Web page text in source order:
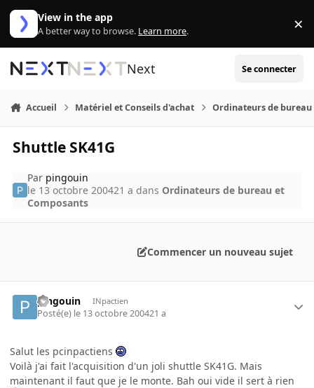
Aller au contenu
View in the app
A better way to browse. Learn more. ×
Next Se connecter
Accueil Matériel et Conseils d'achat Ordinateurs de bureau
Shuttle SK41G
Par pingouin
le 13 octobre 200421 a dans Ordinateurs de bureau et
Composants
Commencer un nouveau sujet
pingouin INpactien
Posté(e) le 13 octobre 200421 a
Salut les pcinpactiens
Voilà j'ai fait l'acquisition d'un joli shuttle SK41G. Mais
maintenant il faut que je le monte. Bah oui vide il sert à rien